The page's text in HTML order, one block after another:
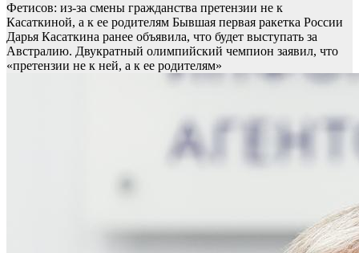
Фетисов: из-за смены гражданства претензии не к
Касаткиной, а к ее родителям Бывшая первая ракетка России
Дарья Касаткина ранее объявила, что будет выступать за
Австралию. Двукратный олимпийский чемпион заявил, что
«претензии не к ней, а к ее родителям»